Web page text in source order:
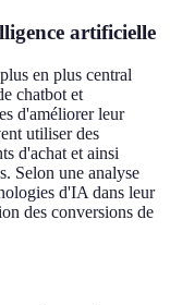
artificielle
en plus central
chatbot et
d'améliorer leur
utiliser des
d'achat et ainsi
Selon une analyse
d'IA dans leur
des conversions de